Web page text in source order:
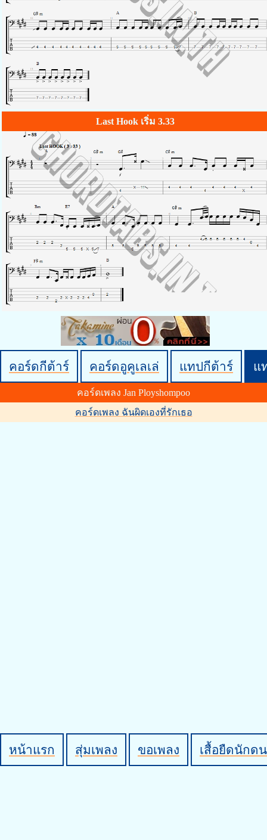
Last Hook เริ่ม 3.33
คอร์ดกีต้าร์ คอร์ดอูคูเลเล่ แทปกีต้าร์ แ
คอร์ดเพลง Jan Ployshompoo
คอร์ดเพลง ฉันผิดเองที่รักเธอ
หน้าแรก สุ่มเพลง ขอเพลง เสื้อยืดนักด